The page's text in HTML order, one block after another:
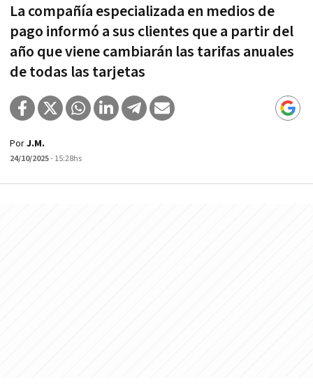
La compañía especializada en medios de
pago informó a sus clientes que a partir del
año que viene cambiarán las tarifas anuales
de todas las tarjetas
PorJ.M.
24/10/2025- 15:28hs